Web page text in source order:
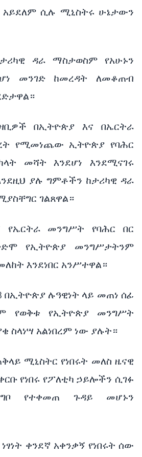
አይደለም ሲሉ ሚኒስትሩ ሁኔታውን
ዳራ ማስታወስም የአሁኑን
መንገድ ከመረዳት ለመቆጠብ
በኢትዮጵያ እና በኤርትራ
የሚመነጨው ኢትዮጵያ የባሕር
መሻት እንደሆነ እንደሚናገሩ
ያሉ ግምቶችን ከታሪካዊ ዳራ
ገልጸዋል።
የኤርትራ መንግሥት የባሕር በር
የኢትዮጵያ መንግሥታትንም
እንደነበር አንሥተዋል።
በኢትዮጵያ ሉዓዊነት ላይ መጠነ ሰፊ
የወቅቱ የኢትዮጵያ መንግሥት
ስላነሣ አልነበረም ነው ያሉት።
ሚኒስትር የነበሩት መለስ ዜናዊ
የነበሩ የፖለቲካ ኃይሎችን ሲገፉ
የተቀመጠ ጉዳይ መሆኑን
ቀንደኛ አቀንቃኝ የነበሩት ሰው